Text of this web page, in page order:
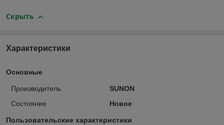
Скрыть
Характеристики
Основные
Производитель
SUNON
Состояние
Новое
Пользовательские характеристики